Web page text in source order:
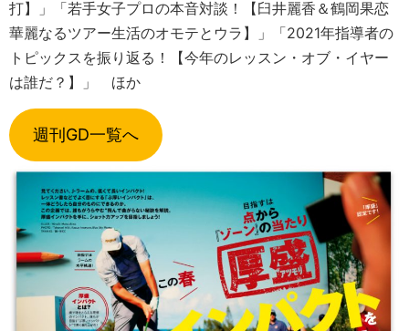
打】」「若手女子プロの本音対談！【臼井麗香＆鶴岡果恋
華麗なるツアー生活のオモテとウラ】」「2021年指導者の
トピックスを振り返る！【今年のレッスン・オブ・イヤー
は誰だ？】」 ほか
週刊GD一覧へ